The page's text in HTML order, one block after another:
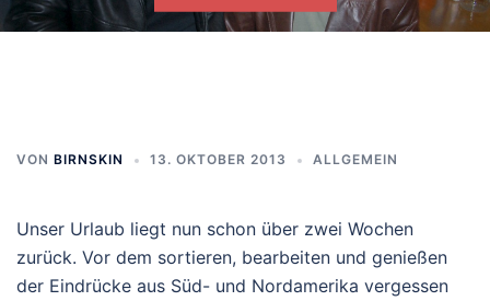
VON BIRNSKIN 13. OKTOBER 2013 ALLGEMEIN
Unser Urlaub liegt nun schon über zwei Wochen
zurück. Vor dem sortieren, bearbeiten und genießen
der Eindrücke aus Süd- und Nordamerika vergessen